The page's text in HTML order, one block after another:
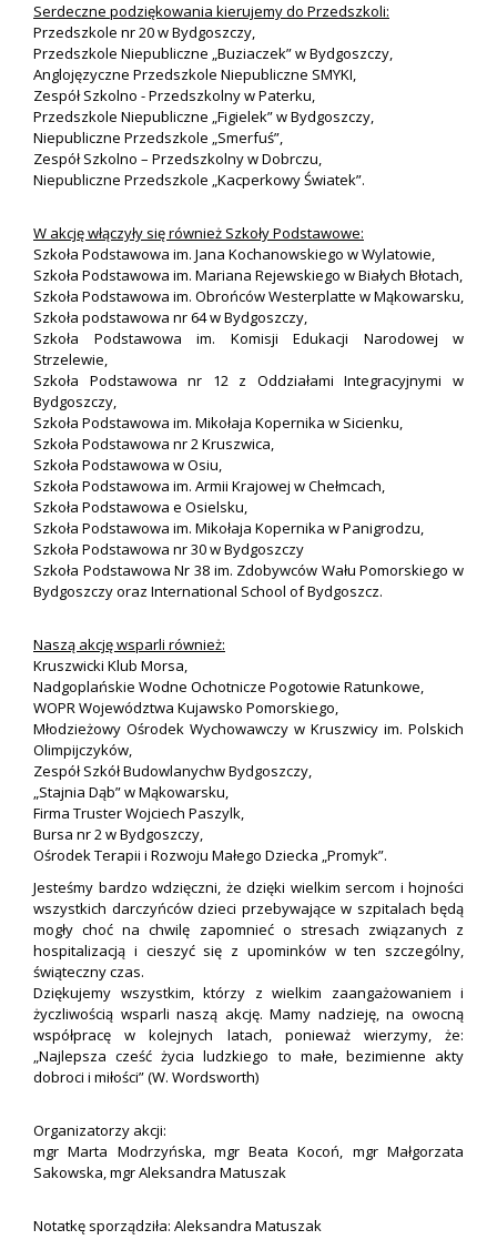
Serdeczne podziękowania kierujemy do Przedszkoli:
Przedszkole nr 20 w Bydgoszczy,
Przedszkole Niepubliczne „Buziaczek” w Bydgoszczy,
Anglojęzyczne Przedszkole Niepubliczne SMYKI,
Zespół Szkolno - Przedszkolny w Paterku,
Przedszkole Niepubliczne „Figielek” w Bydgoszczy,
Niepubliczne Przedszkole „Smerfuś”,
Zespół Szkolno – Przedszkolny w Dobrczu,
Niepubliczne Przedszkole „Kacperkowy Światek”.
W akcję włączyły się również Szkoły Podstawowe:
Szkoła Podstawowa im. Jana Kochanowskiego w Wylatowie,
Szkoła Podstawowa im. Mariana Rejewskiego w Białych Błotach,
Szkoła Podstawowa im. Obrońców Westerplatte w Mąkowarsku,
Szkoła podstawowa nr 64 w Bydgoszczy,
Szkoła Podstawowa im. Komisji Edukacji Narodowej w
Strzelewie,
Szkoła Podstawowa nr 12 z Oddziałami Integracyjnymi w
Bydgoszczy,
Szkoła Podstawowa im. Mikołaja Kopernika w Sicienku,
Szkoła Podstawowa nr 2 Kruszwica,
Szkoła Podstawowa w Osiu,
Szkoła Podstawowa im. Armii Krajowej w Chełmcach,
Szkoła Podstawowa e Osielsku,
Szkoła Podstawowa im. Mikołaja Kopernika w Panigrodzu,
Szkoła Podstawowa nr 30 w Bydgoszczy
Szkoła Podstawowa Nr 38 im. Zdobywców Wału Pomorskiego w
Bydgoszczy oraz International School of Bydgoszcz.
Naszą akcję wsparli również:
Kruszwicki Klub Morsa,
Nadgoplańskie Wodne Ochotnicze Pogotowie Ratunkowe,
WOPR Województwa Kujawsko Pomorskiego,
Młodzieżowy Ośrodek Wychowawczy w Kruszwicy im. Polskich
Olimpijczyków,
Zespół Szkół Budowlanychw Bydgoszczy,
„Stajnia Dąb” w Mąkowarsku,
Firma Truster Wojciech Paszylk,
Bursa nr 2 w Bydgoszczy,
Ośrodek Terapii i Rozwoju Małego Dziecka „Promyk”.
Jesteśmy bardzo wdzięczni, że dzięki wielkim sercom i hojności
wszystkich darczyńców dzieci przebywające w szpitalach będą
mogły choć na chwilę zapomnieć o stresach związanych z
hospitalizacją i cieszyć się z upominków w ten szczególny,
świąteczny czas.
Dziękujemy wszystkim, którzy z wielkim zaangażowaniem i
życzliwością wsparli naszą akcję. Mamy nadzieję, na owocną
współpracę w kolejnych latach, ponieważ wierzymy, że:
„Najlepsza cześć życia ludzkiego to małe, bezimienne akty
dobroci i miłości” (W. Wordsworth)
Organizatorzy akcji:
mgr Marta Modrzyńska, mgr Beata Kocoń, mgr Małgorzata
Sakowska, mgr Aleksandra Matuszak
Notatkę sporządziła: Aleksandra Matuszak